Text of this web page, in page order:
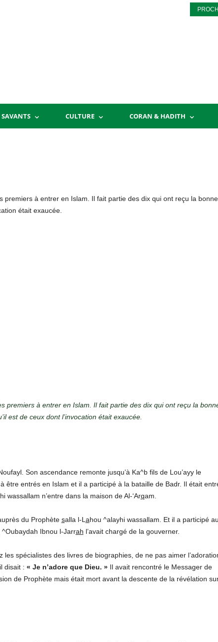
SAVANTS CULTURE CORAN & HADITH
premiers à entrer en Islam. Il fait partie des dix qui ont reçu la bonne
était exaucée.
premiers à entrer en Islam. Il fait partie des dix qui ont reçu la
est de ceux dont l’invocation était exaucée.
Son ascendance remonte jusqu’à Ka^b fils de Lou’ayy le
être entrés en Islam et il a participé à la bataille de Badr. Il était
wassallam n’entre dans la maison de Al-‘Arqam.
du Prophète salla l-L ahou ^alayhi wassallam. Et il a participé au
^Oubaydah Ibnou l-Jarrah l’avait chargé de la gouverner.
spécialistes des livres de biographies, de ne pas aimer
disait : « Je n’adore que Dieu. »Il avait rencontré le Messager de
de Prophète mais était mort avant la descente de la révélation